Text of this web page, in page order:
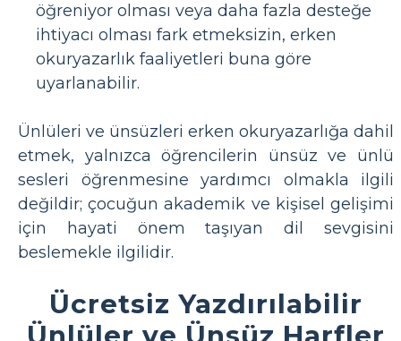
öğreniyor olması veya daha fazla desteğe
ihtiyacı olması fark etmeksizin, erken
okuryazarlık faaliyetleri buna göre
uyarlanabilir.
Ünlüleri ve ünsüzleri erken okuryazarlığa dahil
etmek, yalnızca öğrencilerin ünsüz ve ünlü
sesleri öğrenmesine yardımcı olmakla ilgili
değildir; çocuğun akademik ve kişisel gelişimi
için hayati önem taşıyan dil sevgisini
beslemekle ilgilidir.
Ücretsiz Yazdırılabilir